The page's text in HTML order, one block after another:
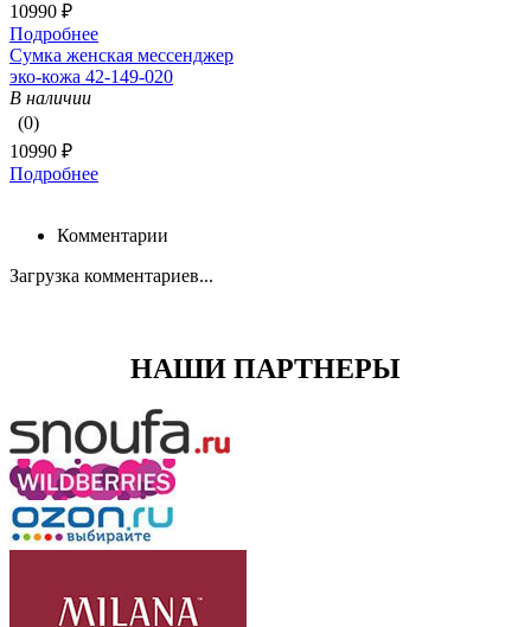
10990 ₽
Подробнее
Сумка женская мессенджер
эко-кожа 42-149-020
В наличии
(0)
10990 ₽
Подробнее
Комментарии
Загрузка комментариев...
НАШИ ПАРТНЕРЫ